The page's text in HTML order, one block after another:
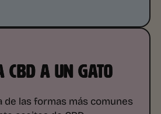
CBD A UN GATO
de las formas más comunes